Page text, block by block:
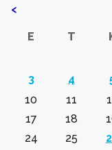
<
E T
3
4
10
11
17
18
24
25